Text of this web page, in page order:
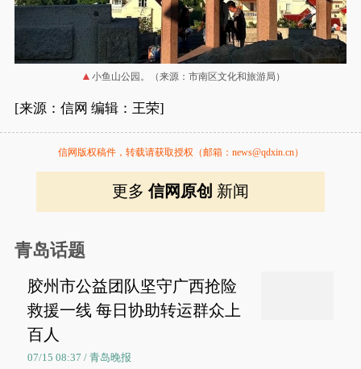
小鱼山公园。（来源：市南区文化和旅游局）
[来源：信网 编辑：王荣]
信网版权稿件，转载请获取授权（邮箱：news@qdxin.cn）
更多 信网原创 新闻
青岛话题
胶州市公益团队坚守广西抢险
救援一线 每日协助转运群众上
百人
07/15 08:37 / 青岛晚报